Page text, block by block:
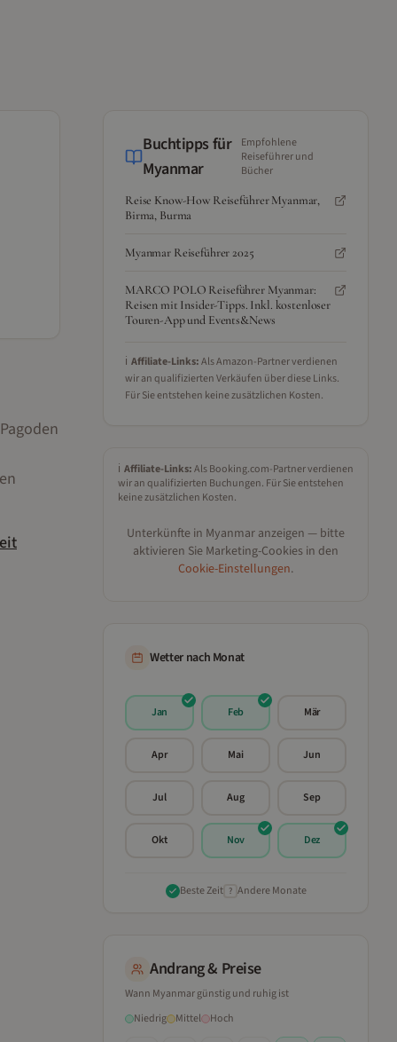
Buchtipps für
Myanmar
Empfohlene
Reiseführer und
Bücher
Reise Know-How Reiseführer Myanmar,
Birma, Burma
Myanmar Reiseführer 2025
MARCO POLO Reiseführer Myanmar:
Reisen mit Insider-Tipps. Inkl. kostenloser
Touren-App und Events&News
ℹ️ Affiliate-Links:Als Amazon-Partner verdienen
wir an qualifizierten Verkäufen über diese Links.
Für Sie entstehen keine zusätzlichen Kosten.
ℹ️ Affiliate-Links:Als Booking.com-Partner verdienen
wir an qualifizierten Buchungen. Für Sie entstehen
keine zusätzlichen Kosten.
Unterkünfte in Myanmar anzeigen — bitte
aktivieren Sie Marketing-Cookies in den
Cookie-Einstellungen.
Wetter nach Monat
Jan Feb Mär
Apr Mai Jun
Jul Aug Sep
Okt Nov Dez
Beste Zeit ? Andere Monate
Andrang & Preise
Wann Myanmargünstig und ruhig ist
Niedrig
Mittel Hoch